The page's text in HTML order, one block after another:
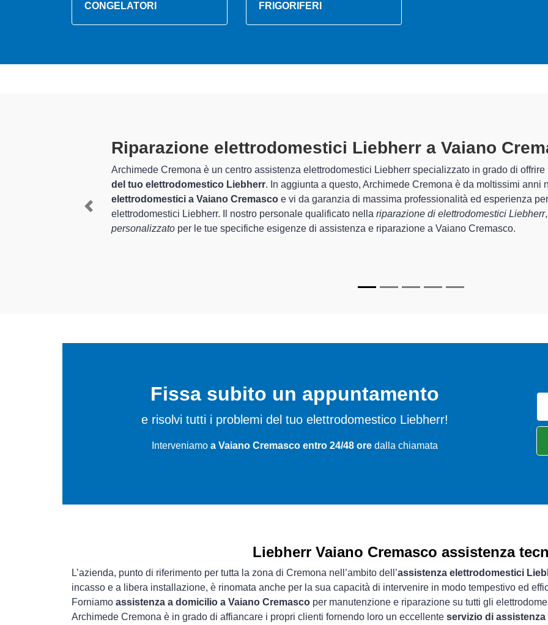
CONGELATORI FRIGORIFERI
Liebherr a Vaiano Cremasco
Liebherr specializzato in grado di offrire un servizio completo per lariparazione
a questo, Archimede Cremona è da moltissimi anni nel settore dell'assistenza eriparazione di
garanzia di massima professionalità ed esperienza per assistenza e riparazione di grandi
riparazione di elettrodomestici Liebherr, è in grado di offrire unservizio
assistenza e riparazione a Vaiano Cremasco.
Tecnici
I tecnici
provincia per
rapido del
In più,i tecnici
Previous
Fissa subito un appuntamento
e risolvi tutti i problemi del tuo elettrodomestico Liebherr!
Interveniamo a Vaiano Cremasco entro 24/48 ore dalla chiamata
Liebherr Vaiano Cremasco assistenza
L’azienda, punto di riferimento per tutta la zona di Cremona nell’ambito dell’assistenza elettrodomestici
incasso e a libera installazione, è rinomata anche per la sua capacità di intervenire in modo tempestivo ed
Forniamo assistenza a domicilio a Vaiano Cremasco per manutenzione e riparazione su tutti gli
Archimede Cremona è in grado di affiancare i propri clienti fornendo loro un eccellente servizio di